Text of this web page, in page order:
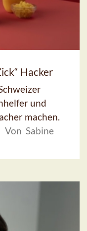
Hacker
und
machen.
Von Sabine